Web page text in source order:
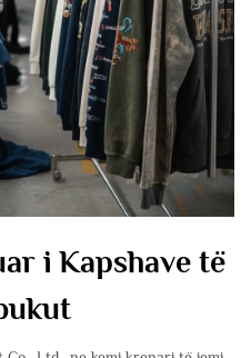
i Kapshave të